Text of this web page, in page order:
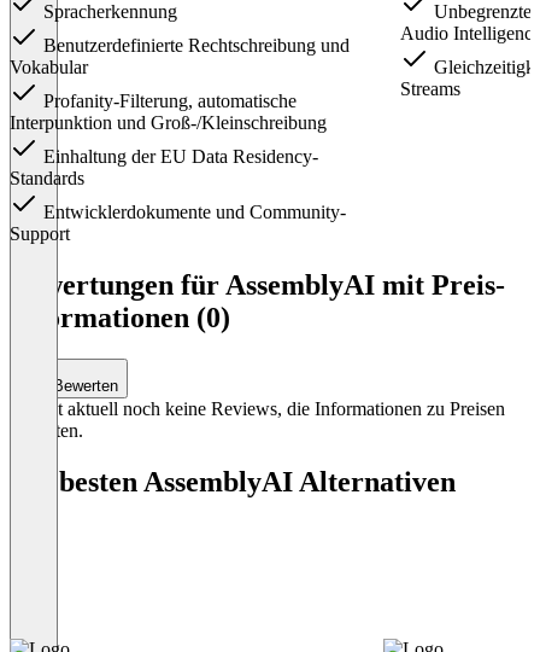
Spracherkennung
Benutzerdefinierte Rechtschreibung und
Vokabular
Profanity-Filterung, automatische
Interpunktion und Groß-/Kleinschreibung
Einhaltung der EU Data Residency-
Standards
Entwicklerdokumente und Community-
Support
Audio
Streams
Bewertungen für AssemblyAI mit Preis-
Informationen (0)
Bewerten
Es gibt aktuell noch keine Reviews, die Informationen zu Preisen
enthalten.
Die besten AssemblyAI Alternativen